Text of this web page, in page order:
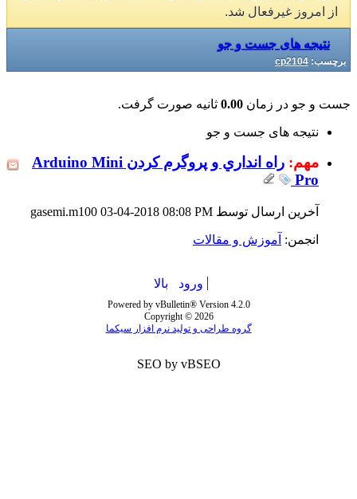
از امروز غیرفعال شد.
نتیجه های جست و جو
برچسب: cp2104
جست و جو در زمان 0.00 ثانیه صورت گرفت.
نتیجه های جست و جو
مهم:
راه انداري و پروگرم کردن Arduino Mini
Pro
آخرین ارسال توسط gasemi.m100 03-04-2018 08:08 PM
انجمن: آموزش و مقالات
ورود بالا
Powered by vBulletin® Version 4.2.0
Copyright © 2026
گروه طراحی و تولید نرم افزار سیکما
SEO by vBSEO